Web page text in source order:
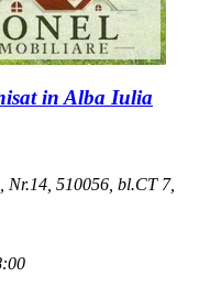
in Alba Iulia
Nr.14, 510056, bl.CT 7,